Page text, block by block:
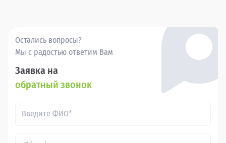
Остались вопросы?
Мы с радостью ответим Вам
Заявка на
обратный звонок